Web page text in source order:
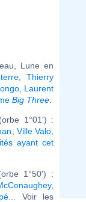
Lune en
,Thierry
, Laurent
Big Three
1°01') :
Ville Valo
ayant cet
1°50') :
,
... Voir les